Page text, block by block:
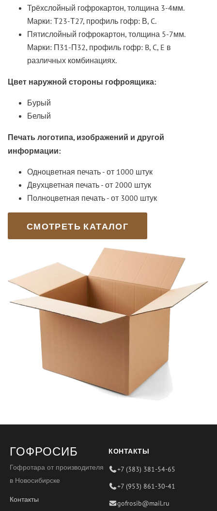
Трёхслойный гофрокартон, толщина 3-4мм.
Марки: Т23-Т27, профиль гофр: В, C.
Пятислойный гофрокартон, толщина 5-7мм.
Марки: П31-П32, профиль гофр: B, C, E в
различных комбинациях.
Цвет наружной стороны гофроящика:
Бурый
Белый
Печать логотипа, изображений и другой
информации:
Одноцветная печать - от 1000 штук
Двухцветная печать - от 2000 штук
Полноцветная печать - от 3000 штук
СМОТРЕТЬ КАТАЛОГ
ГОФРОСИБ
Гофротара от производителя
в Новосибирске
Контакты
КОНТАКТЫ
+7 (383) 381-54-65
+7 (953) 861-30-41
gofrosib@mail.ru